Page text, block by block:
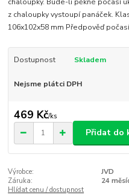
chaloupky. Bude-li pěkné počasí
z chaloupky vystoupí panáček.
106x102x58 mm Předpověď
Dostupnost Skladem
Nejsme plátci DPH
469 Kč/ks
Přidat do
Výrobce:
JVD
Záruka:
24
Hlídat cenu / dostupnost